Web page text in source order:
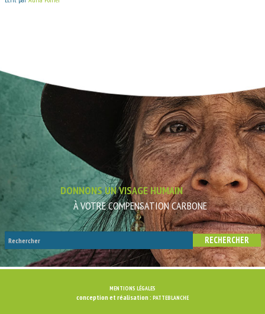
DONNONS UN VISAGE HUMAIN
À VOTRE COMPENSATION CARBONE
MENTIONS LÉGALES
conception et réalisation : PATTEBLANCHE